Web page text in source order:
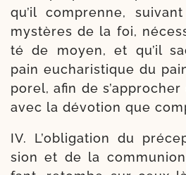
qu’il com­prenne,
mys­tères de la foi,
té de moyen, et qu’il
pain eucha­ris­tique du
po­rel, afin de
avec la dévo­tion que
IV. L’obligation du
sion et de la